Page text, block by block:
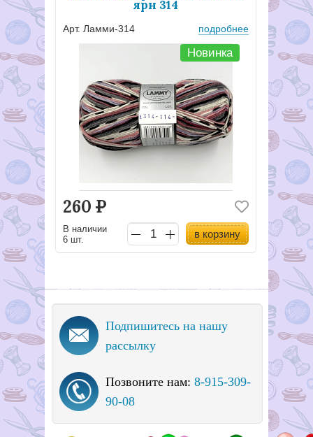
ярн 314
Арт. Ламми-314 подробнее
Новинка
260 Р
В наличии
6 шт.
в корзину
Подпишитесь на нашу
рассылку
Позвоните нам: 8-915-309-
90-08